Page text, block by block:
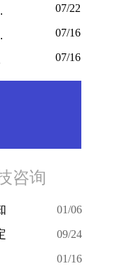
07/22
07/16
07/16
咨询
01/06
09/24
01/16